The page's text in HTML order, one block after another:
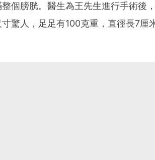
個膀胱。醫生為王先生進行手術後
驚人，足足有100克重，直徑長7厘